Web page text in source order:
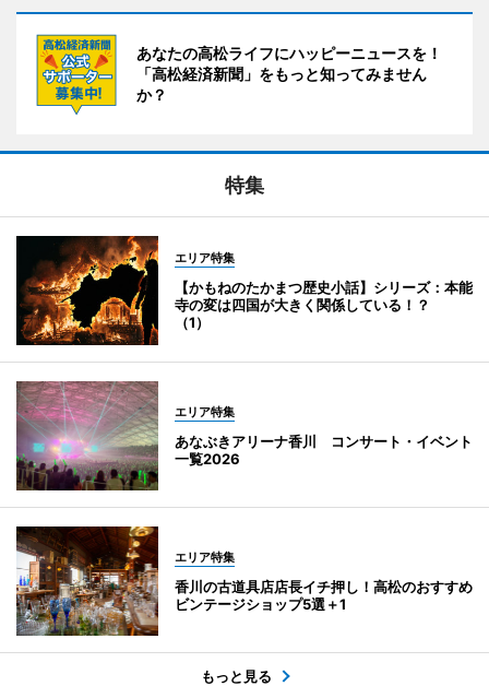
あなたの高松ライフにハッピーニュースを！
「高松経済新聞」をもっと知ってみません
か？
特集
エリア特集
【かもねのたかまつ歴史小話】シリーズ：本能
寺の変は四国が大きく関係している！？
（1）
エリア特集
あなぶきアリーナ香川 コンサート・イベント
一覧2026
エリア特集
香川の古道具店店長イチ押し！高松のおすすめ
ビンテージショップ5選＋1
もっと見る